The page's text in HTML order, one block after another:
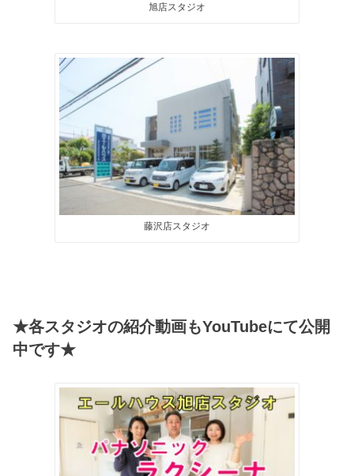
旭店スタジオ
藤沢店スタジオ
★各スタジオの紹介動画もYouTubeにて公開
中です★